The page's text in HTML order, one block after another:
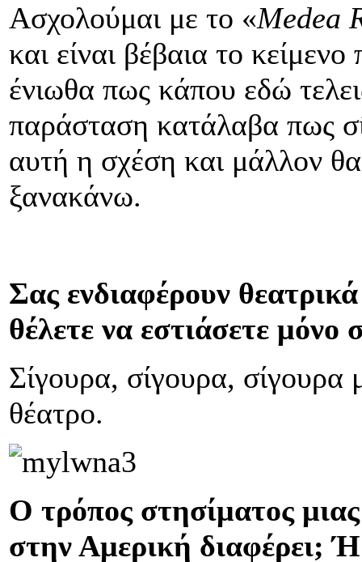
Ασχολούμαι με το «Medea
και είναι βέβαια το
ένιωθα πως κάπου εδώ
παράσταση κατάλαβα πως
αυτή η σχέση και μάλλον
ξανακάνω.
Σας ενδιαφέρουν
θέλετε να εστιάσετε
Σίγουρα, σίγουρα, σίγουρα
θέατρο.
Ο τρόπος στησίματος
στην Αμερική διαφέρει; Ή